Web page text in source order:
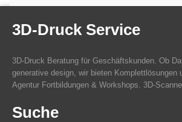
3D-Druck Service
3D-Druck Beratung für Geschäftskunden. Ob
generative design, wir bieten Komplettlösungen
Agentur Fortbildungen & Workshops. 3D-
Suche